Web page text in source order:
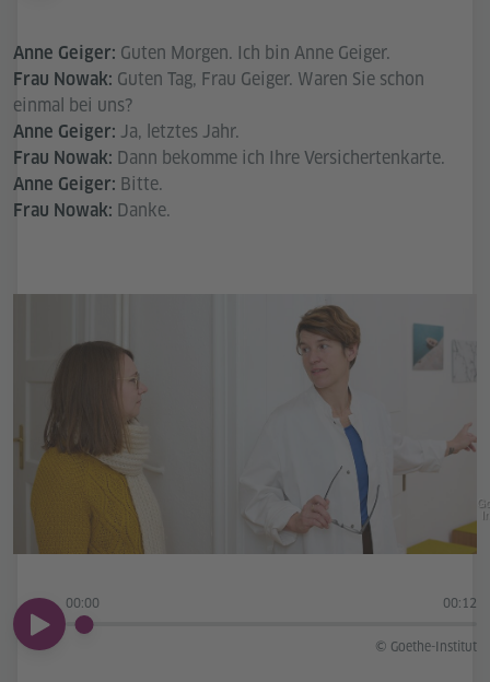
Anne Geiger: Guten Morgen. Ich bin Anne Geiger.
Frau Nowak: Guten Tag, Frau Geiger. Waren Sie schon
einmal bei uns?
Anne Geiger: Ja, letztes Jahr.
Frau Nowak: Dann bekomme ich Ihre Versichertenkarte.
Anne Geiger: Bitte.
Frau Nowak: Danke.
00:00 00:12
00:00
© Goethe-Institut